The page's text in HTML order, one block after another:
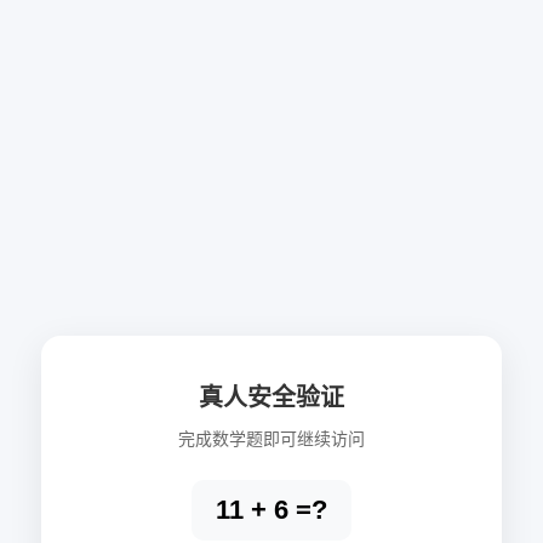
真人安全验证
完成数学题即可继续访问
11 + 6 =?